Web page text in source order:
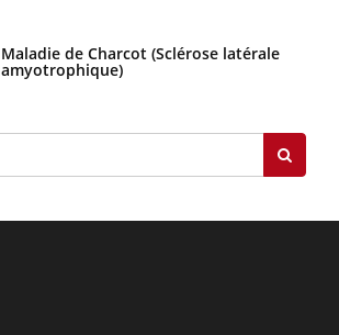
Maladie de Charcot (Sclérose latérale
amyotrophique)